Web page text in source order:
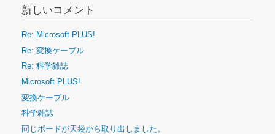
新しいコメント
Re: Microsoft PLUS!
Re: 変換ケーブル
Re: 科学雑誌
Microsoft PLUS!
変換ケーブル
科学雑誌
同じボードが天袋から取り出しました。